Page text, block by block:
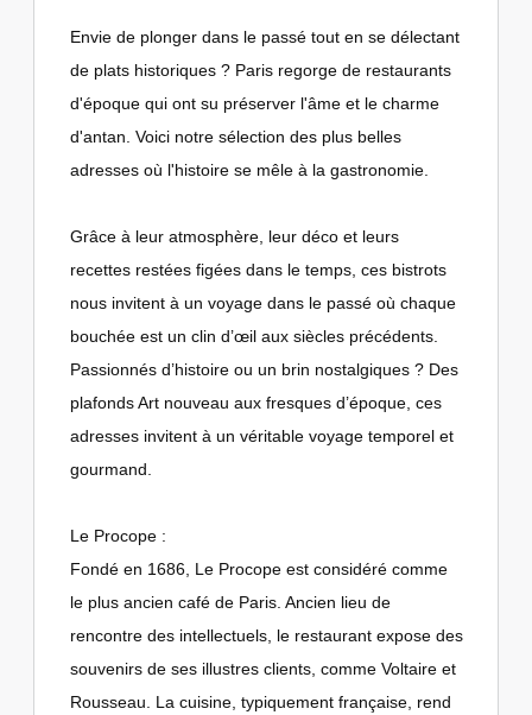
Envie de plonger dans le passé tout en se délectant
de plats historiques ? Paris regorge de restaurants
d'époque qui ont su préserver l'âme et le charme
d'antan. Voici notre sélection des plus belles
adresses où l'histoire se mêle à la gastronomie.
Grâce à leur atmosphère, leur déco et leurs
recettes restées figées dans le temps, ces bistrots
nous invitent à un voyage dans le passé où chaque
bouchée est un clin d’œil aux siècles précédents.
Passionnés d’histoire ou un brin nostalgiques ? Des
plafonds Art nouveau aux fresques d’époque, ces
adresses invitent à un véritable voyage temporel et
gourmand.
Le Procope :
Fondé en 1686, Le Procope est considéré comme
le plus ancien café de Paris. Ancien lieu de
rencontre des intellectuels, le restaurant expose des
souvenirs de ses illustres clients, comme Voltaire et
Rousseau. La cuisine, typiquement française, rend